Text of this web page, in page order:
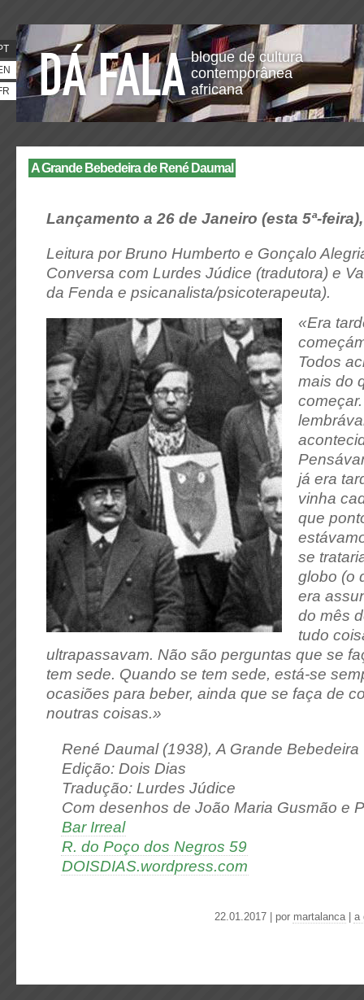
blogue de cultura
contemporânea
africana
A Grande Bebedeira de René Daumal
Lançamento a 26 de Janeiro (esta 5ª-
Leitura por Bruno Humberto e Gonçalo
Conversa com Lurdes Júdice (tradutora) e
da Fenda e psicanalista/psicoterapeuta).
«Era
Todos
mais do
já era
vinha
que
se
globo (o
era
do mês
tudo
ultrapassavam. Não são perguntas que se
tem sede. Quando se tem sede, está-se
ocasiões para beber, ainda que se faça de
noutras coisas.»
René Daumal (1938), A Grande Bebedeira
Edição: Dois Dias
Tradução: Lurdes Júdice
Com desenhos de João Maria Gusmão e
Bar Irreal
R. do Poço dos Negros 59
DOISDIAS.wordpress.com
22.01.2017 | por martalanca| a